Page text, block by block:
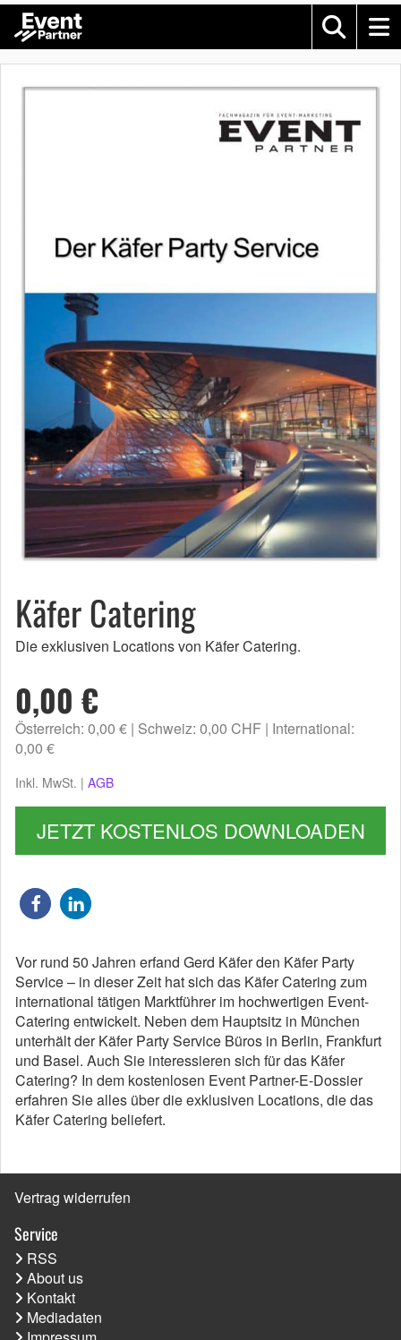
Käfer Catering
Die exklusiven Locations von Käfer Catering.
0,00 €
Österreich: 0,00 € Schweiz: 0,00 CHF International:
0,00 €
Inkl. MwSt. | AGB
JETZT KOSTENLOS DOWNLOADEN
Vor rund 50 Jahren erfand Gerd Käfer den Käfer Party
Service – in dieser Zeit hat sich das Käfer Catering zum
international tätigen Marktführer im hochwertigen Event-
Catering entwickelt. Neben dem Hauptsitz in München
unterhält der Käfer Party Service Büros in Berlin, Frankfurt
und Basel. Auch Sie interessieren sich für das Käfer
Catering? In dem kostenlosen Event Partner-E-Dossier
erfahren Sie alles über die exklusiven Locations, die das
Käfer Catering beliefert.
Vertrag widerrufen
Service
RSS
About us
Kontakt
Mediadaten